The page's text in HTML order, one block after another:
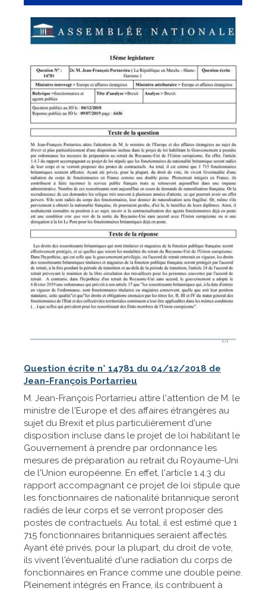
Question écrite n° 14781 du 04/12/2018 de
Jean-François Portarrieu
M. Jean-François Portarrieu attire l'attention de M. le
ministre de l'Europe et des affaires étrangères au
sujet du Brexit et plus particulièrement d'une
disposition incluse dans le projet de loi habilitant le
Gouvernement à prendre par ordonnance les
mesures de préparation au retrait du Royaume-Uni
de l'Union européenne. En effet, l'article 1.4.3 du
rapport accompagnant ce projet de loi stipule que
les fonctionnaires de nationalité britannique seront
radiés de leur corps et se verront proposer des
postes de contractuels. Au total, il est estimé que 1
715 fonctionnaires britanniques seraient affectés.
Ayant été privés, pour la plupart, du droit de vote,
ils vivent l'éventualité d'une radiation du corps de
fonctionnaires en France comme une double peine.
Pleinement intégrés en France, ils contribuent à